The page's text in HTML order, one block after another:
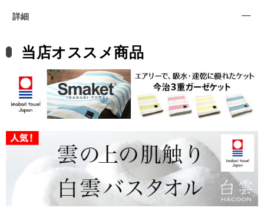
詳細
当店オススメ商品